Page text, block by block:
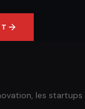
les startups